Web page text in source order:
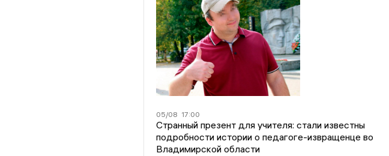
05/08 17:00
Странный презент для учителя: стали известны
подробности истории о педагоге-извращенце во
Владимирской области